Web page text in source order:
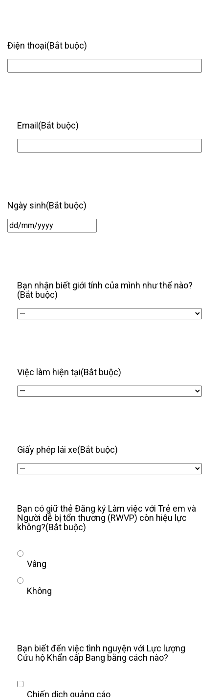
Điện thoại(Bắt buộc)
Email (Bắt buộc)
Ngày sinh(Bắt buộc)
Ngày
Bạn nhận biết giới tính của mình như thế nào?
(Bắt buộc)
Việc làm hiện tại(Bắt buộc)
Giấy phép lái xe(Bắt buộc)
Bạn có giữ thẻ Đăng ký Làm việc với Trẻ em và
Người dễ bị tổn thương (RWVP) còn hiệu lực
không?(Bắt buộc)
Vâng
Không
Bạn biết đến việc tình nguyện với Lực lượng
Cứu hộ Khẩn cấp Bang bằng cách nào?
Chiến dịch quảng cáo